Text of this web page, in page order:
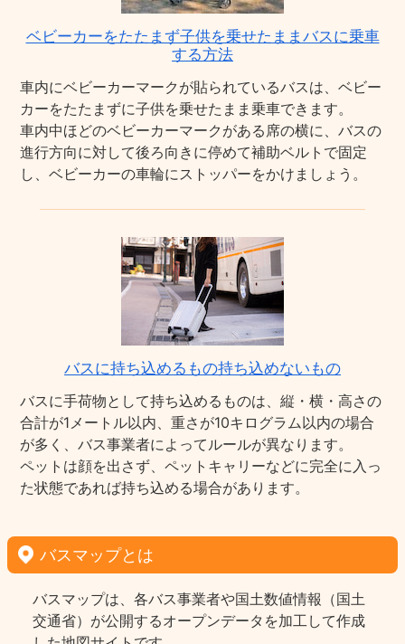
ベビーカーをたたまず子供を乗せたままバスに乗車
する方法
車内にベビーカーマークが貼られているバスは、ベビー
カーをたたまずに子供を乗せたまま乗車できます。
車内中ほどのベビーカーマークがある席の横に、バスの
進行方向に対して後ろ向きに停めて補助ベルトで固定
し、ベビーカーの車輪にストッパーをかけましょう。
バスに持ち込めるもの持ち込めないもの
バスに手荷物として持ち込めるものは、縦・横・高さの
合計が1メートル以内、重さが10キログラム以内の場合
が多く、バス事業者によってルールが異なります。
ペットは顔を出さず、ペットキャリーなどに完全に入っ
た状態であれば持ち込める場合があります。
バスマップとは
バスマップは、各バス事業者や国土数値情報（国土
交通省）が公開するオープンデータを加工して作成